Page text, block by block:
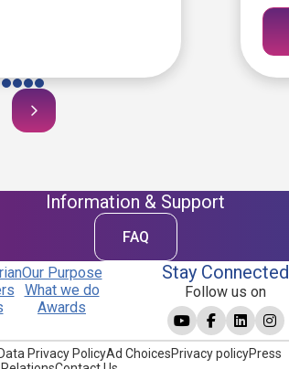
Information & Support
FAQ
Our Purpose
What we do
Awards
Stay Connected
Follow us on
Privacy PolicyAd ChoicesPrivacy policyPress